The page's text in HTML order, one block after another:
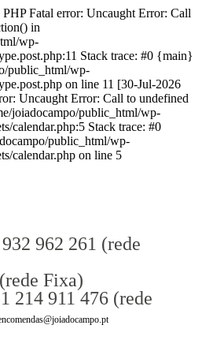
Fatal error: Uncaught Error: Call
in
wp-
Stack trace: #0 {main}
public_html/wp-
on line 11 [30-Jul-2026
Uncaught Error: Call to undefined
joiadocampo/public_html/wp-
calendar.php:5 Stack trace: #0
public_html/wp-
calendar.php on line 5
962 261 (rede
Fixa)
214 911 476 (rede